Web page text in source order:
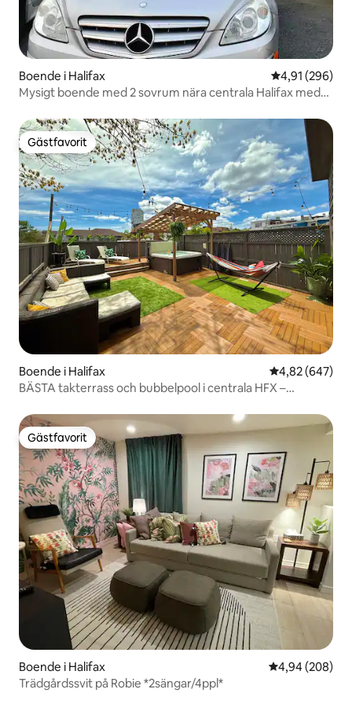
Boende i Halifax 4,91 av 5 i
4,91 (296)
Mysigt boende med 2 sovrum nära centrala Halifax med
Gästfavorit
Gästfavorit
Boende i Halifax 4,82 av 5 i
4,82 (647)
BÄSTA takterrass och bubbelpool i centrala HFX –
Gästfavorit
Gästfavorit
Boende i Halifax 4,94 av 5 i
4,94 (208)
Trädgårdssvit på Robie *2sängar/4ppl*